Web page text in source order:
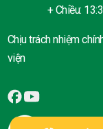
+ Chiều:
Chịu trách nhiệm
viện